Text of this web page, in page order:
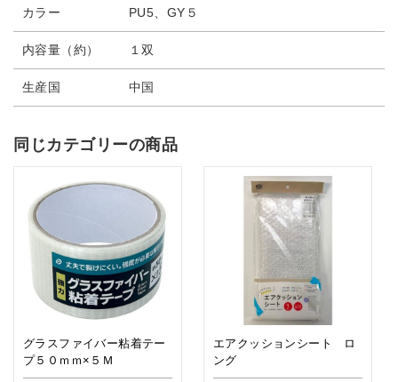
カラー PU5、GY５
内容量（約） １双
生産国 中国
同じカテゴリーの商品
グラスファイバー粘着テー
プ５０ｍｍ×５Ｍ
エアクッションシート ロ
ング